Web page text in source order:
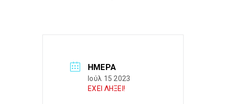
ΗΜΈΡΑ
Ιούλ 15 2023
ΕΧΕΙ ΛΗΞΕΙ!